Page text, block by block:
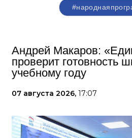
Андрей Макаров:
проверит готовность
учебному году
07 августа 2026, 17:07